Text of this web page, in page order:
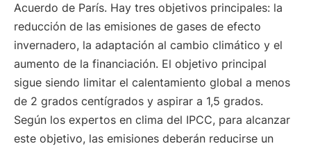
Acuerdo de París. Hay tres objetivos principales: la
reducción de las emisiones de gases de efecto
invernadero, la adaptación al cambio climático y el
aumento de la financiación. El objetivo principal
sigue siendo limitar el calentamiento global a menos
de 2 grados centígrados y aspirar a 1,5 grados.
Según los expertos en clima del IPCC, para alcanzar
este objetivo, las emisiones deberán reducirse un